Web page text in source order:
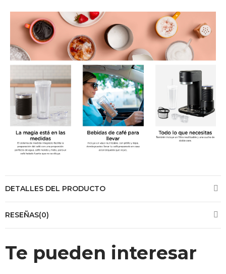
DETALLES DEL PRODUCTO
RESEÑAS(0)
Te pueden interesar